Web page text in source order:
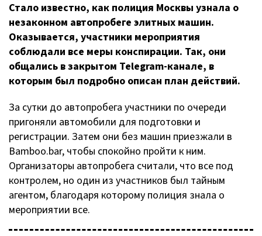
Стало известно, как полиция Москвы узнала о
незаконном автопробеге элитных машин.
Оказывается, участники мероприятия
соблюдали все меры конспирации. Так, они
общались в закрытом Telegram-канале, в
которым был подробно описан план действий.
За сутки до автопробега участники по очереди
пригоняли автомобили для подготовки и
регистрации. Затем они без машин приезжали в
Bamboo.bar, чтобы спокойно пройти к ним.
Организаторы автопробега считали, что все под
контролем, но один из участников был тайным
агентом, благодаря которому полиция знала о
мероприятии все.